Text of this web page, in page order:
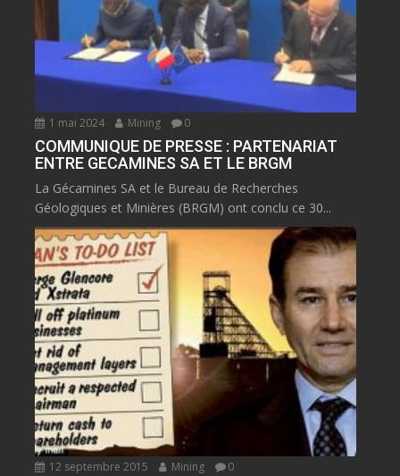
1 mai 2024 Mining 0
COMMUNIQUE DE PRESSE : PARTENARIAT
ENTRE GECAMINES SA ET LE BRGM
La Gécamines SA et le Bureau de Recherches
Géologiques et Minières (BRGM) ont conclu ce 30...
12 septembre 2015 Mining 0